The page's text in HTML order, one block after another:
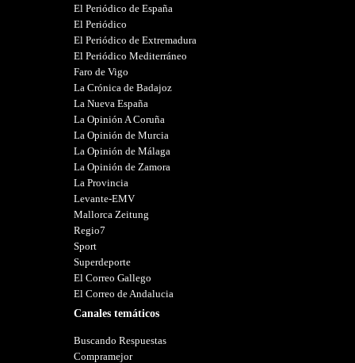
El Periódico de España
El Periódico
El Periódico de Extremadura
El Periódico Mediterráneo
Faro de Vigo
La Crónica de Badajoz
La Nueva España
La Opinión A Coruña
La Opinión de Murcia
La Opinión de Málaga
La Opinión de Zamora
La Provincia
Levante-EMV
Mallorca Zeitung
Regio7
Sport
Superdeporte
El Correo Gallego
El Correo de Andalucia
Canales temáticos
Buscando Respuestas
Compramejor